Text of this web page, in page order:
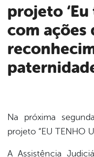
projeto ‘Eu
com ações
Na próxima
projeto “EU TENHO
A Assistência